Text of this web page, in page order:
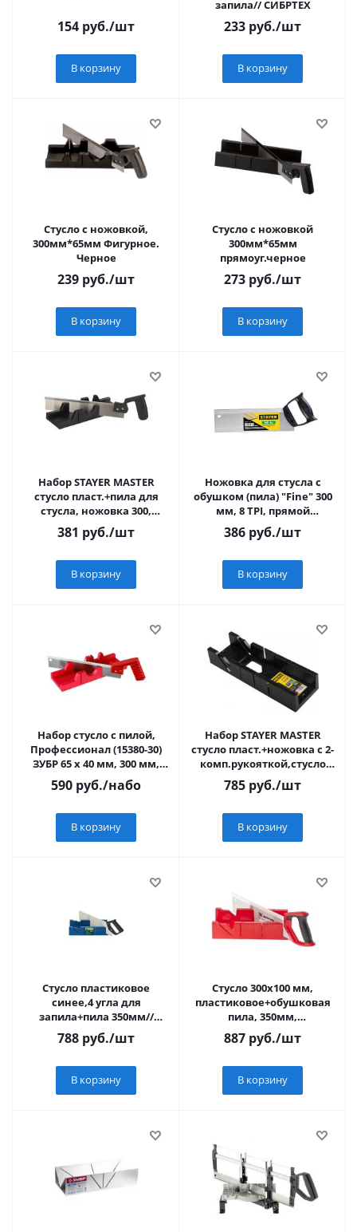
154 руб./шт
В корзину
запила// СИБРТЕХ
233 руб./шт
В корзину
Стусло с ножовкой,
300мм*65мм Фигурное.
Черное
239 руб./шт
В корзину
Стусло с ножовкой
300мм*65мм
прямоуг.черное
273 руб./шт
В корзину
Набор STAYER MASTER
стусло пласт.+пила для
стусла, ножовка 300,
стусло для заготовок до
65*35мм
381 руб./шт
В корзину
Ножовка для стусла c
обушком (пила) "Fine" 300
мм, 8 TPI, прямой
закаленный зуб, точный
рез, STAYER
386 руб./шт
В корзину
Набор стусло с пилой,
Профессионал (15380-30)
ЗУБР 65 х 40 мм, 300 мм,
пластиковое
590 руб./набо
В корзину
Набор STAYER MASTER
стусло пласт.+ножовка с 2-
комп.рукояткой,стусло
для заготовок 100*52мм
785 руб./шт
В корзину
Стусло пластиковое
синее,4 угла для
запила+пила 350мм//
Сибртех
788 руб./шт
В корзину
Стусло 300х100 мм,
пластиковое+обушковая
пила, 350мм,
двухкомпонентная
рукоятка//MATRIX
887 руб./шт
В корзину